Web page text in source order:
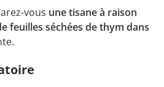
vous une tisane à raison
feuilles séchées de thym dans